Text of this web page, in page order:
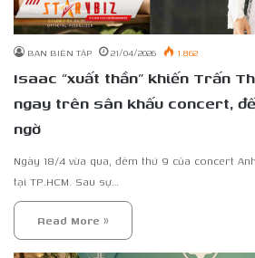
BAN BIÊN TẬP 21/04/2026 1.862
Isaac “xuất thần” khiến Trấn
ngay trên sân khấu concert,
ngờ
Ngày 18/4 vừa qua, đêm thứ 9 của concert
tại TP.HCM. Sau sự…
Read More »